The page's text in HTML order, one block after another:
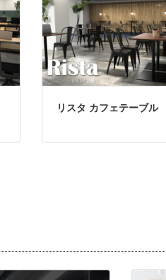
リスタ カフェテーブル